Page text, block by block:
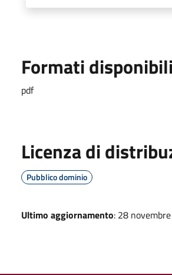
Formati disponibili
pdf
Licenza di
Pubblico dominio
Ultimo aggiornamento: 28